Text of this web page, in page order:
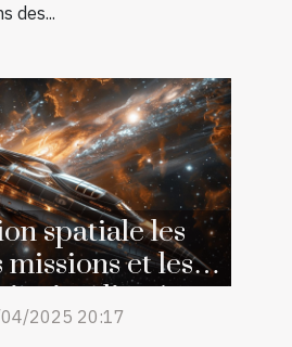
des...
spatiale les
et les
impliquées
2025 20:17